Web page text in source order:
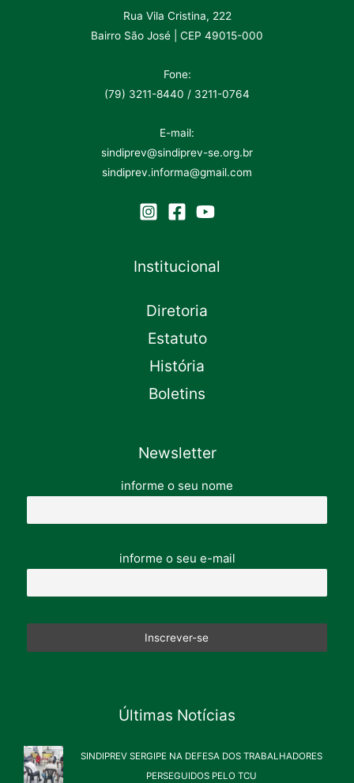
Rua Vila Cristina, 222
Bairro São José | CEP 49015-000
Fone:
(79) 3211-8440 / 3211-0764
E-mail:
sindiprev@sindiprev-se.org.br
sindiprev.informa@gmail.com
Institucional
Diretoria
Estatuto
História
Boletins
Newsletter
informe o seu nome
informe o seu e-mail
Últimas Notícias
SINDIPREV SERGIPE NA DEFESA DOS TRABALHADORES
PERSEGUIDOS PELO TCU